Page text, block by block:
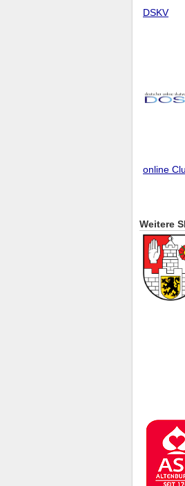
DSKV
online
Weitere